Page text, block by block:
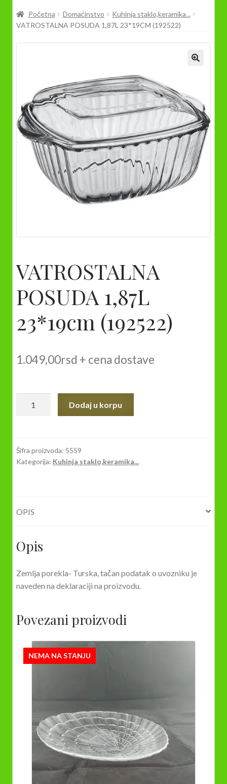
Prodavnica
Početna Domaćinstvo
Kuhinja staklo,keramika...
VATROSTALNA POSUDA 1,87L 23*19CM (192522)
VATROSTALNA
POSUDA 1,87L
23*19cm (192522)
1.049,00rsd + cena dostave
(192522)
količina
Dodaj u korpu
Šifra proizvoda: 5559
Kategorija: Kuhinja staklo,keramika...
OPIS
Opis
Zemlja porekla- Turska, tačan podatak o uvozniku je
naveden na deklaraciji na proizvodu.
Povezani proizvodi
NEMA NA STANJU